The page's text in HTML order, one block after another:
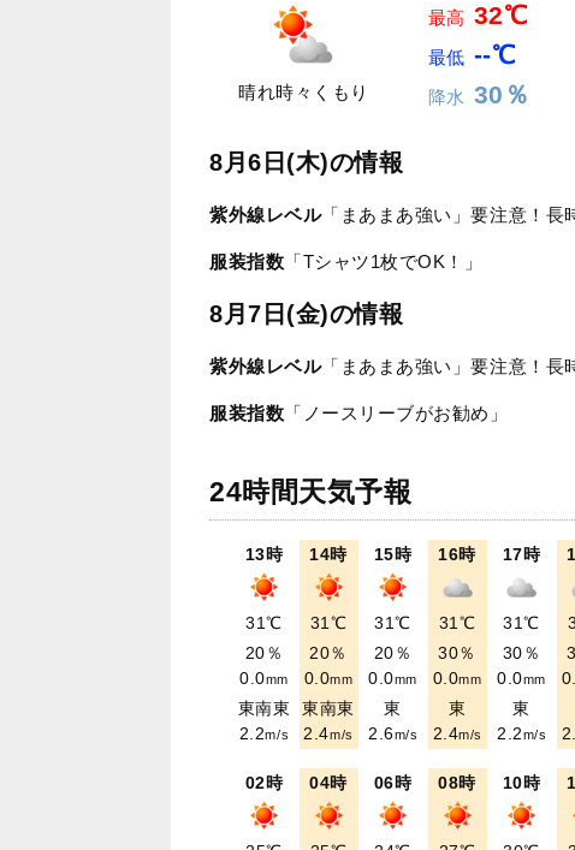
晴れ時々くもり
最高 32℃
最低 --℃
降水 30％
8月6日(木)の情報
紫外線レベル「まあまあ強い」要注意！長
服装指数 「Tシャツ1枚でOK！」
8月7日(金)の情報
紫外線レベル「まあまあ強い」要注意！長
服装指数 「ノースリーブがお勧め」
24時間天気予報
13時
31℃
20％
0.0mm
東南東
2.2m/s
14時
31℃
20％
0.0mm
東南東
2.4m/s
15時
31℃
20％
0.0mm
東
2.6m/s
16時
31℃
30％
0.0mm
東
2.4m/s
17時
31℃
30％
0.0mm
東
2.2m/s
02時 04時 06時 08時 10時